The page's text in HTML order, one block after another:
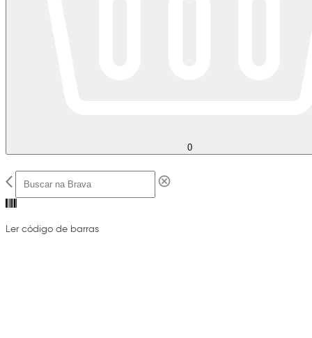
0
Ler código de barras